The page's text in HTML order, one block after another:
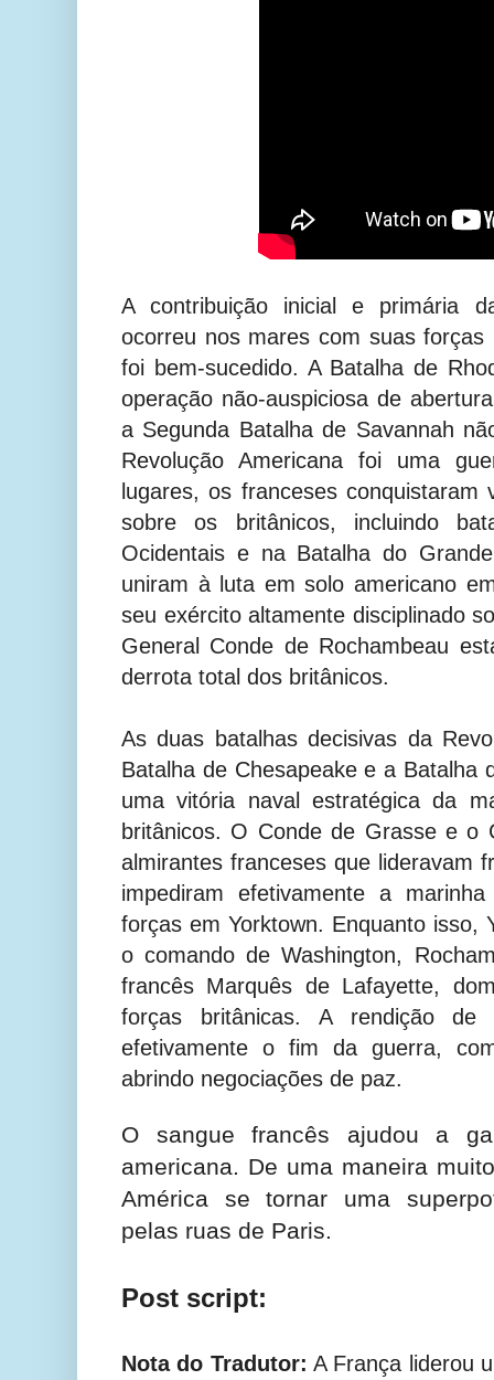
A contribuição inicial e primária
ocorreu nos mares com suas
foi bem-sucedido. A Batalha de
operação não-auspiciosa de
a Segunda Batalha de Savannah
Revolução Americana foi uma
lugares, os franceses conquistaram
sobre os britânicos, incluindo
Ocidentais e na Batalha do
uniram à luta em solo americano
seu exército altamente disciplinado
General Conde de Rochambeau
derrota total dos britânicos.
As duas batalhas decisivas da
Batalha de Chesapeake e a Batalha
uma vitória naval estratégica da
britânicos. O Conde de Grasse e o
almirantes franceses que lideravam
impediram efetivamente a
forças em Yorktown. Enquanto isso,
o comando de Washington,
francês Marquês de Lafayette,
forças britânicas. A rendição de
efetivamente o fim da guerra,
abrindo negociações de paz.
O sangue francês ajudou a
americana. De uma maneira
América se tornar uma
pelas ruas de Paris.
Post script:
Nota do Tradutor: A França liderou